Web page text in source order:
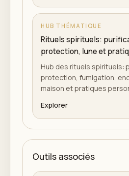
HUB THÉMATIQUE
Rituels spirituels:
protection, lune et
Hub des rituels spirituels:
protection, fumigation,
maison et pratiques
Explorer
Outils associés